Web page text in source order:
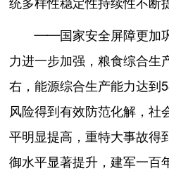
统多样性稳定性持续性不断
——国家安全屏障更加巩
力进一步加强，粮食综合生
右，能源综合生产能力达到
风险得到有效防范化解，社
平明显提高，重特大事故得
御水平显著提升，建军一百